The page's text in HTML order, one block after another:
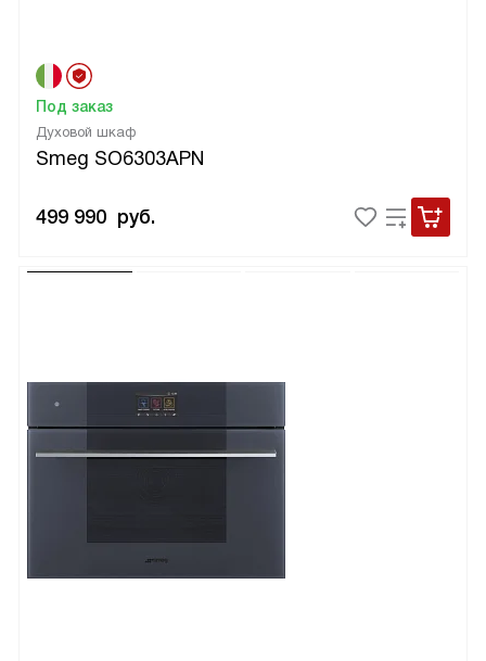
Духовой шкаф
Smeg SO6303APN
Под заказ
499 990 руб.